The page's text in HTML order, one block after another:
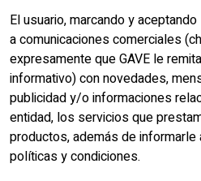
El usuario, marcando y
a comunicaciones comerciales
expresamente que GAVE le
informativo) con novedades,
publicidad y/o informaciones
entidad, los servicios que
productos, además de
políticas y condiciones.